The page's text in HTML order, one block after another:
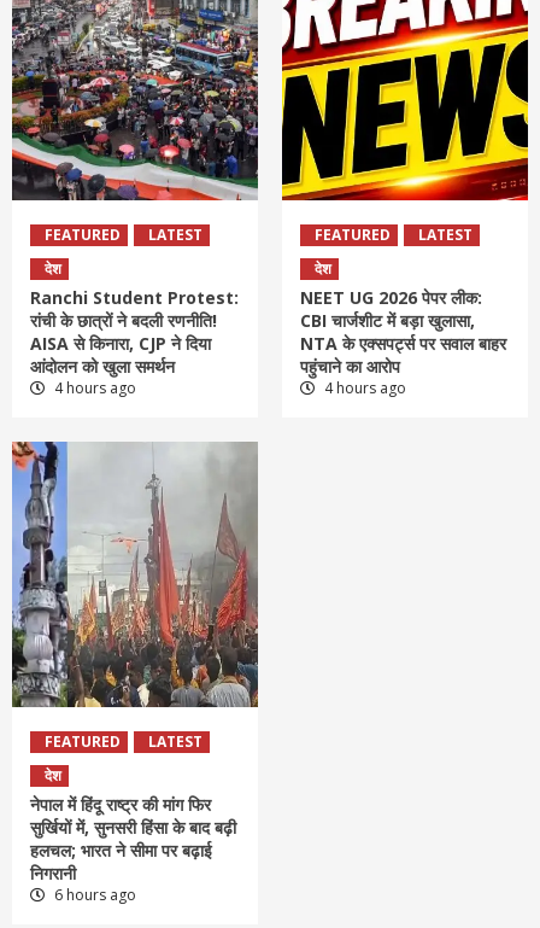
FEATURED
LATEST
देश
Ranchi Student Protest:
रांची के छात्रों ने बदली रणनीति!
AISA से किनारा, CJP ने दिया
आंदोलन को खुला समर्थन
4 hours ago
FEATURED
LATEST
देश
NEET UG 2026 पेपर लीक:
CBI चार्जशीट में बड़ा खुलासा,
NTA के एक्सपर्ट्स पर सवाल बाहर
पहुंचाने का आरोप
4 hours ago
FEATURED
LATEST
देश
नेपाल में हिंदू राष्ट्र की मांग फिर
सुर्खियों में, सुनसरी हिंसा के बाद बढ़ी
हलचल; भारत ने सीमा पर बढ़ाई
निगरानी
6 hours ago